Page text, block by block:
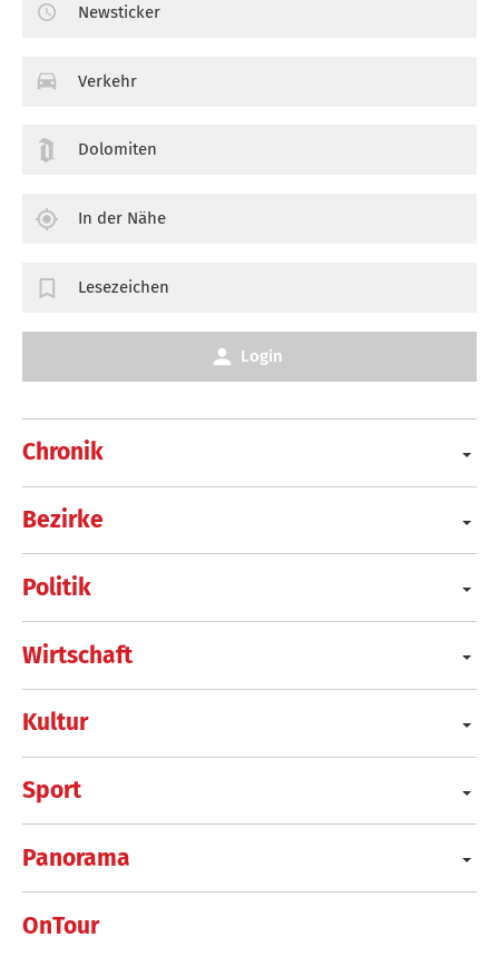
Chronik
Bezirke
Politik
Wirtschaft
Kultur
Sport
Panorama
OnTour
Newsticker
Verkehr
Dolomiten
In der Nähe
Lesezeichen
Login